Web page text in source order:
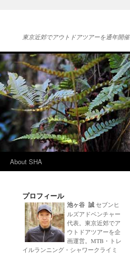
東京近郊でアウトドアツアーを通年開催
About SHA
プロフィール
池ヶ谷 誠 セブンヒ
ルズアドベンチャー
代表。東京近郊でア
ウトドアツアーを企
画運営。MTB・トレ
イルランニング・シャワークライミ